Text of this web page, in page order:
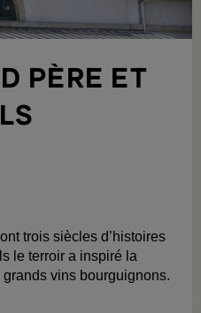
PÈRE ET
trois siècles d’histoires
le terroir a inspiré la
vins bourguignons.